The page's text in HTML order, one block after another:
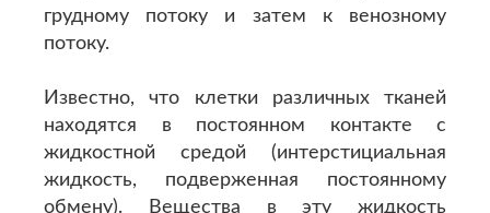
грудному потоку и затем к венозному
потоку.
Известно, что клетки различных тканей
находятся в постоянном контакте с
жидкостной средой (интерстициальная
жидкость, подверженная постоянному
обмену). Вещества в эту жидкость